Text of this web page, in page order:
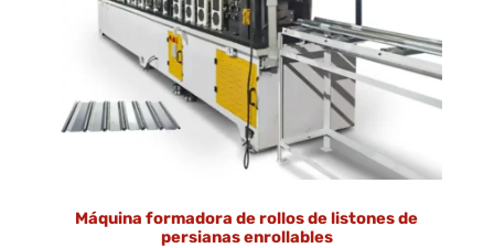
Máquina formadora de rollos de listones de
persianas enrollables